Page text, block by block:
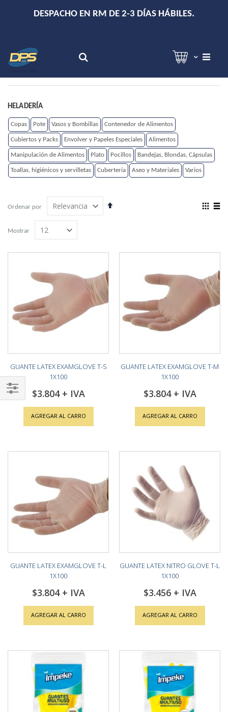
DESPACHO EN RM DE 2-3 DÍAS HÁBILES.
Ordenar por
Establecer
View
Mostrar
GUANTE LATEX EXAMGLOVE T-S
1X100
$3.804
AGREGAR AL CARRO
GUANTE LATEX EXAMGLOVE T-M
1X100
$3.804
AGREGAR AL CARRO
GUANTE LATEX EXAMGLOVE T-L
1X100
$3.804
AGREGAR AL CARRO
GUANTE LATEX NITRO GLOVE T-L
1X100
$3.456
AGREGAR AL CARRO
HELADERÍA
Copas Pote Vasos y Bombillas Contenedor de Alimentos
Cubiertos y Packs Envolver y Papeles Especiales Alimentos
Manipulación de Alimentos Plato Pocillos Bandejas, Blondas, Cápsulas
Toallas, higiénicos y servilletas Cubertería Aseo y Materiales Varios
Shop